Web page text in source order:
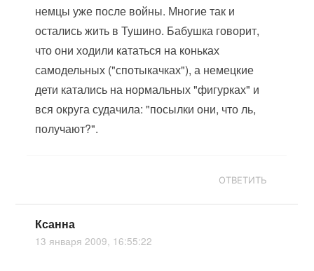
немцы уже после войны. Многие так и
остались жить в Тушино. Бабушка говорит,
что они ходили кататься на коньках
самодельных ("спотыкачках"), а немецкие
дети катались на нормальных "фигурках" и
вся округа судачила: "посылки они, что ль,
получают?".
ОТВЕТИТЬ
Ксанна
13 января 2009, 16:55:22